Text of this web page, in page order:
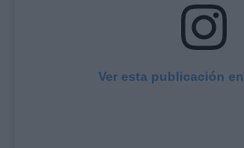
Ver esta publicación